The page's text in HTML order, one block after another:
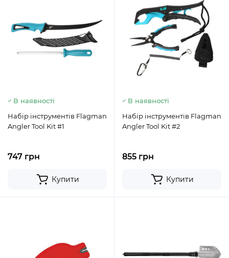
В наявності
Набір інструментів Flagman
Angler Tool Kit #1
747 грн
Купити
В наявності
Набір інструментів Flagman
Angler Tool Kit #2
855 грн
Купити